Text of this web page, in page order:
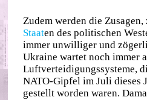
Zudem werden die
Staaten des politischen
immer unwilliger und
Ukraine wartet noch immer
Luftverteidigungssysteme,
NATO-Gipfel im Juli dieses
gestellt worden waren.